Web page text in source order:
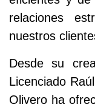
relaciones
nuestros
Desde su
Licenciado
Olivero ha